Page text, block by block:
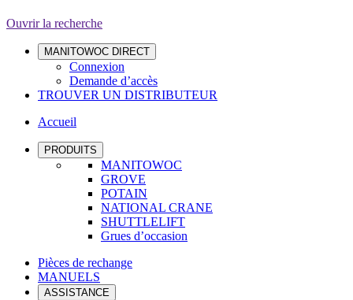
Ouvrir la recherche
MANITOWOC DIRECT
Connexion
Demande d’accès
TROUVER UN DISTRIBUTEUR
Accueil
PRODUITS
MANITOWOC
GROVE
POTAIN
NATIONAL CRANE
SHUTTLELIFT
Grues d’occasion
Pièces de rechange
MANUELS
ASSISTANCE